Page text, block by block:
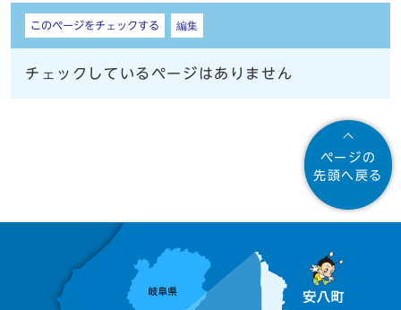
しおり
このページをチェックする 編集
チェックしているページはありません
ページの
先頭へ戻る